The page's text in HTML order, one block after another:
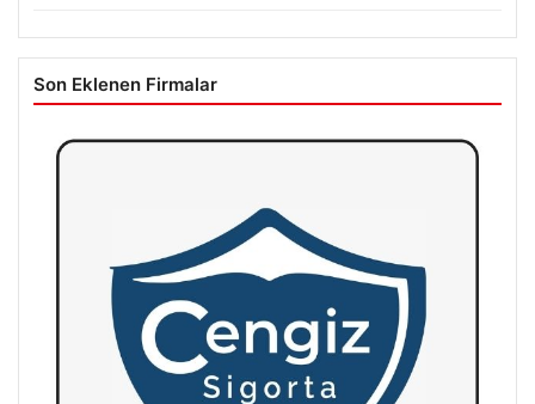
Son Eklenen Firmalar